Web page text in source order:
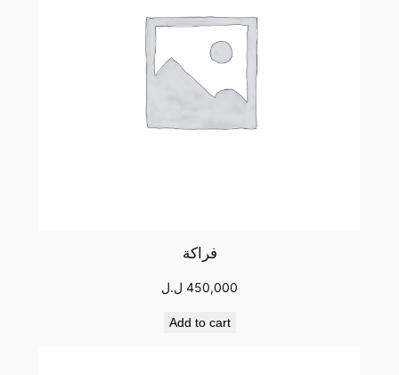
فراكة
450,000 ل.ل
Add to cart